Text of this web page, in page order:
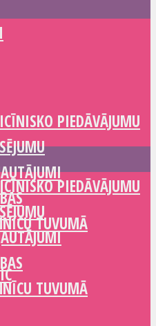
PIEDĀVĀJUMU
TUVUMĀ
PIEDĀVĀJUMU
TUVUMĀ